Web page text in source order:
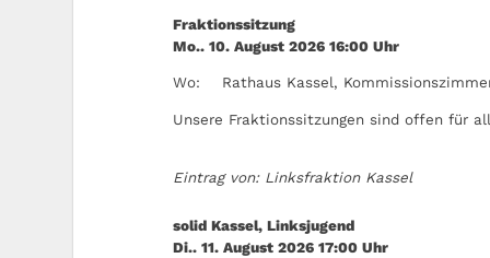
Fraktionssitzung
Mo.. 10. August 2026 16:00 Uhr
Wo: Rathaus Kassel,
Unsere Fraktionssitzungen sind offen für
Eintrag von: Linksfraktion Kassel
solid Kassel, Linksjugend
Di.. 11. August 2026 17:00 Uhr